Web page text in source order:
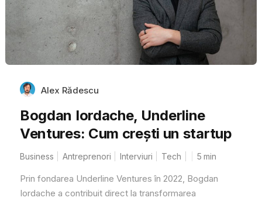
Alex Rădescu
Bogdan Iordache, Underline
Ventures: Cum crești un startup
Business Antreprenori Interviuri Tech 5 min
Prin fondarea Underline Ventures în 2022, Bogdan
Iordache a contribuit direct la transformarea